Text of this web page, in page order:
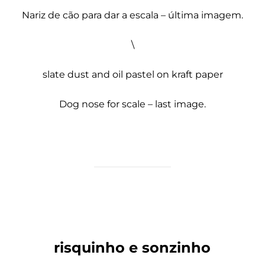
Nariz de cão para dar a escala – última imagem.
\
slate dust and oil pastel on kraft paper
Dog nose for scale – last image.
risquinho e sonzinho